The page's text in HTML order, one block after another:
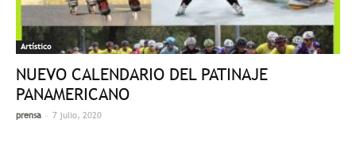
Artístico
NUEVO CALENDARIO DEL PATINAJE
PANAMERICANO
prensa - 7 julio, 2020